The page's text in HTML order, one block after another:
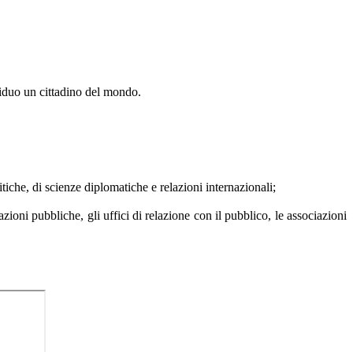
un cittadino del mondo.
di scienze diplomatiche e relazioni internazionali;
pubbliche, gli uffici di relazione con il pubblico, le associazioni